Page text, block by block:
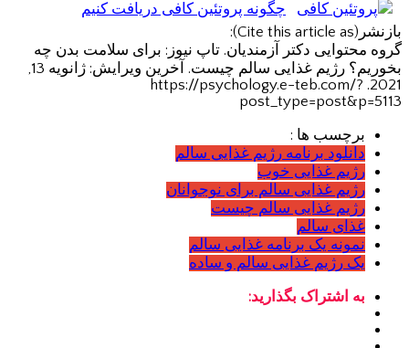
چگونه پروتئین کافی دریافت کنیم
بازنشر(Cite this article as):
گروه محتوایی دکتر آزمندیان. تاپ نیوز: برای سلامت بدن چه
بخوریم؟ رژیم غذایی سالم چیست. آخرین ویرایش: ژانویه 13,
2021. https://psychology.e-teb.com/?
post_type=post&p=5113
برچسب ها :
دانلود برنامه رژیم غذایی سالم
رژیم غذایی خوب
رژیم غذایی سالم برای نوجوانان
رژیم غذایی سالم چیست
غذای سالم
نمونه یک برنامه غذایی سالم
یک رژیم غذایی سالم و ساده
به اشتراک بگذارید: